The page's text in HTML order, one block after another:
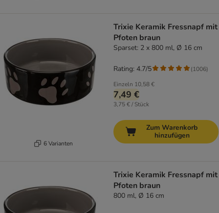
6 Varianten
Trixie Keramik Fressnapf mit
Pfoten braun
Sparset: 2 x 800 ml, Ø 16 cm
Einzeln 10,58 €
7,49 €
3,75 € / Stück
Rating: 4.7/5 (1006)
Zum Warenkorb
hinzufügen
Trixie Keramik Fressnapf mit
Pfoten braun
800 ml, Ø 16 cm